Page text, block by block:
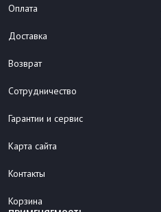
Оплата
Доставка
Возврат
Сотрудничество
Гарантии и сервис
Карта сайта
Контакты
Корзина